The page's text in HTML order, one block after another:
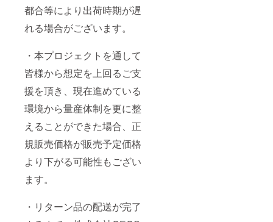
都合等により出荷時期が遅
れる場合がございます。
・本プロジェクトを通して
皆様から想定を上回るご支
援を頂き、現在進めている
環境から量産体制を更に整
えることができた場合、正
規販売価格が販売予定価格
より下がる可能性もござい
ます。
・リターン品の配送が完了